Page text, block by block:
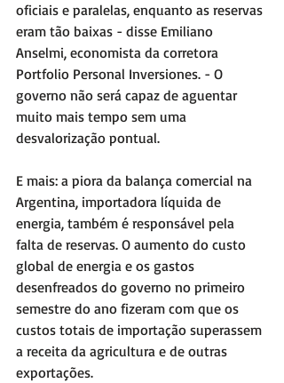
oficiais e paralelas, enquanto as reservas
eram tão baixas - disse Emiliano
Anselmi, economista da corretora
Portfolio Personal Inversiones. - O
governo não será capaz de aguentar
muito mais tempo sem uma
desvalorização pontual.
E mais: a piora da balança comercial na
Argentina, importadora líquida de
energia, também é responsável pela
falta de reservas. O aumento do custo
global de energia e os gastos
desenfreados do governo no primeiro
semestre do ano fizeram com que os
custos totais de importação superassem
a receita da agricultura e de outras
exportações.